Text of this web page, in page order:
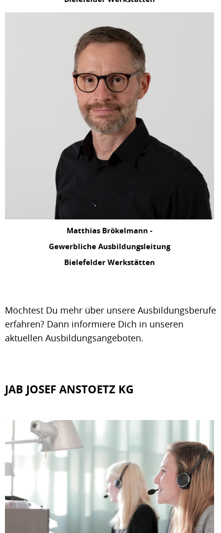
Matthias Brökelmann -
Gewerbliche Ausbildungsleitung
Bielefelder Werkstätten
Möchtest Du mehr über unsere Ausbildungsberufe
erfahren? Dann informiere Dich in unseren
aktuellen Ausbildungsangeboten.
JAB JOSEF ANSTOETZ KG